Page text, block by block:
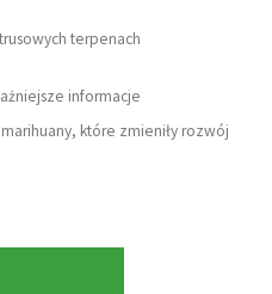
terpenach
informacje
które zmieniły rozwój